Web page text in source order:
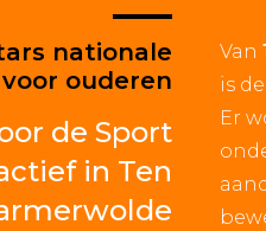
nationale
ouderen
de Sport
in Ten
Van
is
Er